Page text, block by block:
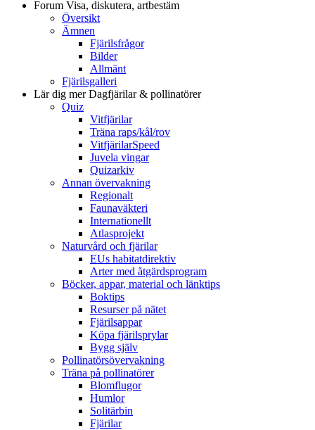
Forum Visa, diskutera, artbestäm
Översikt
Ämnen
Fjärilsfrågor
Bilder
Allmänt
Fjärilsgalleri
Lär dig merDagfjärilar & pollinatörer
Quiz
Vitfjärilar
Träna raps/kål/rov
VitfjärilarSpeed
Juvela vingar
Quizarkiv
Annan övervakning
Regionalt
Faunaväkteri
Internationellt
Atlasprojekt
Naturvård och fjärilar
EUs habitatdirektiv
Arter med åtgärdsprogram
Böcker, appar, material och länktips
Boktips
Resurser på nätet
Fjärilsappar
Köpa fjärilsprylar
Bygg själv
Pollinatörsövervakning
Träna på pollinatörer
Blomflugor
Humlor
Solitärbin
Fjärilar